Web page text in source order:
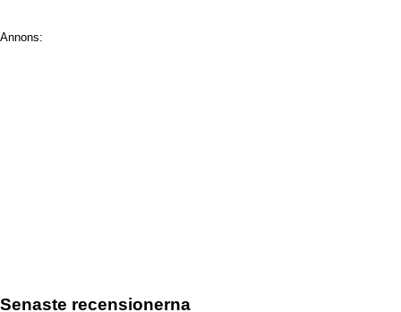
Annons:
Senaste recensionerna